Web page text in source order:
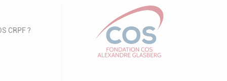
CRPF ?